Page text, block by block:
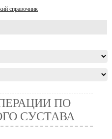
ПО
СУСТАВА